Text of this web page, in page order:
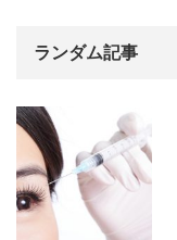
ランダム記事